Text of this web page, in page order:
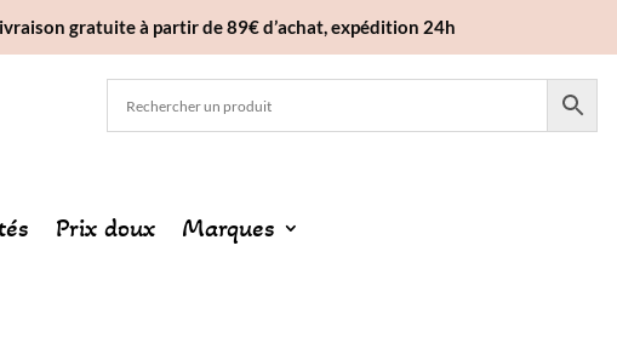
gratuite à partir de 89€ d’achat, expédition 24h
Prix doux Marques